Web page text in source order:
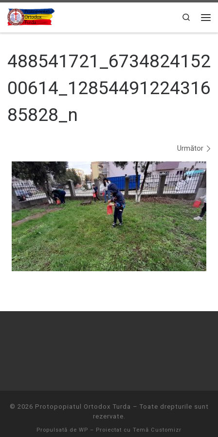
Sari la conținut
Search
488541721_6734824152
00614_12854491224316
85828_n
Următor
© 2026 Protopopiatul Ortodox Turda – Toate drepturile sunt
rezervate.
Propulsată de WP – Proiectat cu Temă Customizr